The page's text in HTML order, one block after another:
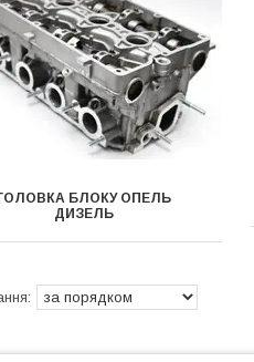
БЛОКУ ОПЕЛЬ
ДИЗЕЛЬ